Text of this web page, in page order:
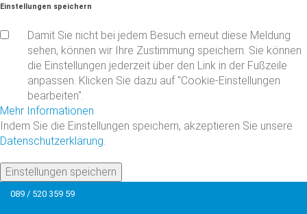
Einstellungen speichern
Damit Sie nicht bei jedem Besuch erneut diese Meldung
sehen, können wir Ihre Zustimmung speichern. Sie können
die Einstellungen jederzeit über den Link in der Fußzeile
anpassen. Klicken Sie dazu auf "Cookie-Einstellungen
bearbeiten".
Mehr Informationen
Indem Sie die Einstellungen speichern, akzeptieren Sie unsere
Datenschutzerklärung.
Einstellungen speichern
089 / 520 359 59